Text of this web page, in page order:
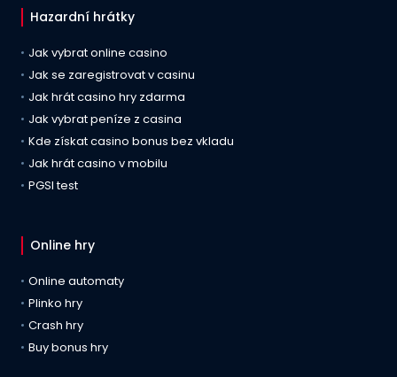
Hazardní hrátky
Jak vybrat online casino
Jak se zaregistrovat v casinu
Jak hrát casino hry zdarma
Jak vybrat peníze z casina
Kde získat casino bonus bez vkladu
Jak hrát casino v mobilu
PGSI test
Online hry
Online automaty
Plinko hry
Crash hry
Buy bonus hry